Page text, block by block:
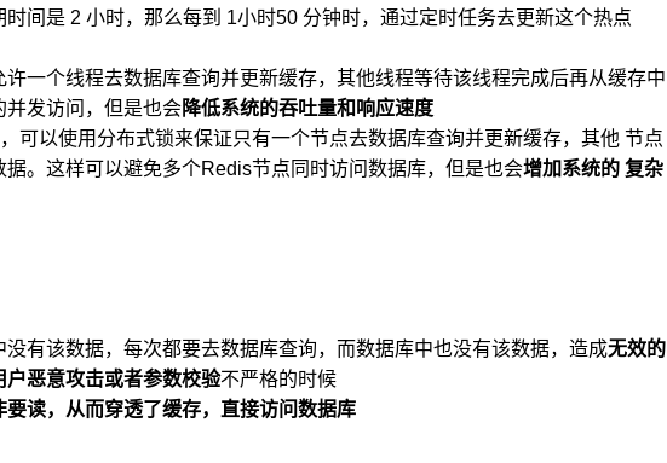
间是 2 小时，那么每到 1小时50 分钟时，通过定时任务去更新这个热点
许一个线程去数据库查询并更新缓存，其他线程等待该线程完成后再从缓存中
并发访问，但是也会降低系统的吞吐量和响应速度
可以使用分布式锁来保证只有一个节点去数据库查询并更新缓存，其他 节点
。这样可以避免多个Redis节点同时访问数据库，但是也会增加系统的 复杂
没有该数据，每次都要去数据库查询，而数据库中也没有该数据，造成无效的
户恶意攻击或者参数校验不严格的时候
要读，从而穿透了缓存，直接访问数据库